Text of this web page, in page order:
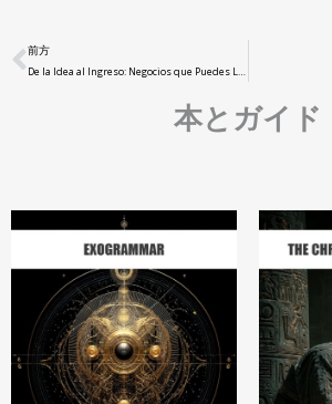
前方
De la Idea al Ingreso: Negocios que Puedes Lanzar Hoy con ChatGPT y Midjourney
本とガイド